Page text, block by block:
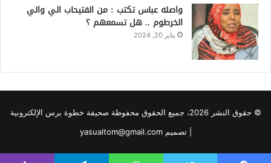
واصله عباس تكتب : من الفتيحاب الي والي
الخرطوم .. هل تسمعهم ؟
يناير 20, 2024
© حقوق النشر 2026، جميع الحقوق محفوظة صحيفة خطوة برس الإلكترونية
| تصميم yasualtom@gmail.com